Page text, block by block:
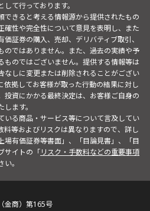
て行っております。
できると考える情報源から提供されたもの
確性や完全性について意見を表明し、また
証券の購入、売却、デリバティブ取引、
のではありません。また、過去の実績や予
ものではございません。提供する情報等は
なしに変更または削除されることがござい
依拠してお客様が取った行動の結果に対し
投資にかかる最終決定は、お客様ご自身の
ます。
いる商品・サービス等について言及してい
料等およびリスクは異なりますので、詳し
場有価証券等書面」、「目論見書」、「目
サイトの「リスク・手数料などの重要事項
。
金商）第165号